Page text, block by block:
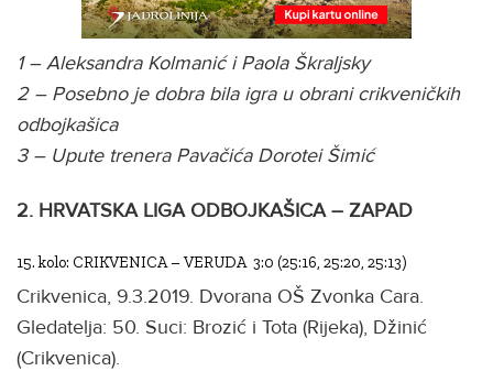
1 – Aleksandra Kolmanić i Paola Škraljsky
2 – Posebno je dobra bila igra u obrani crikveničkih
odbojkašica
3 – Upute trenera Pavačića Dorotei Šimić
2. HRVATSKA LIGA ODBOJKAŠICA – ZAPAD
15. kolo: CRIKVENICA – VERUDA 3:0 (25:16, 25:20, 25:13)
Crikvenica, 9.3.2019. Dvorana OŠ Zvonka Cara.
Gledatelja: 50. Suci: Brozić i Tota (Rijeka), Džinić
(Crikvenica).